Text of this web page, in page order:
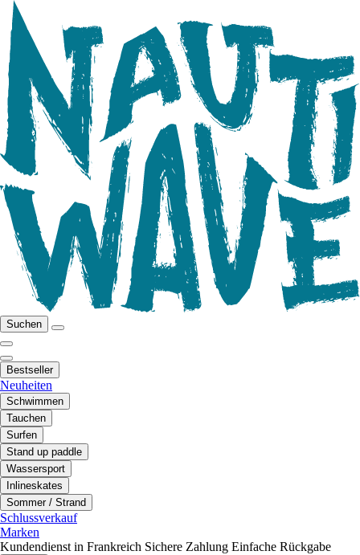
Suchen
Bestseller
Neuheiten
Schwimmen
Tauchen
Surfen
Stand up paddle
Wassersport
Inlineskates
Sommer / Strand
Schlussverkauf
Marken
Kundendienst in Frankreich Sichere Zahlung Einfache Rückgabe